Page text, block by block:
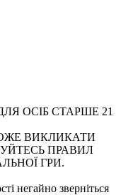
ОСІБ СТАРШЕ 21
ВИКЛИКАТИ
ПРАВИЛ
ГРИ.
негайно зверніться